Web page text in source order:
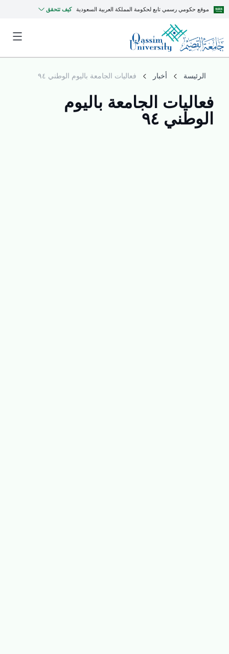
موقع حكومي رسمي تابع لحكومة المملكة العربية السعودية كيف تتحقق
الرئيسة أخبار فعاليات الجامعة باليوم الوطني ٩٤
فعاليات الجامعة باليوم
الوطني ٩٤